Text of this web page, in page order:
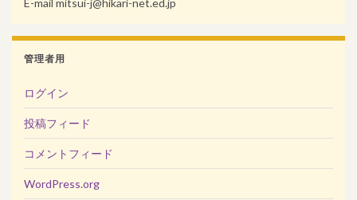
E-mail mitsui-j@hikari-net.ed.jp
管理者用
ログイン
投稿フィード
コメントフィード
WordPress.org